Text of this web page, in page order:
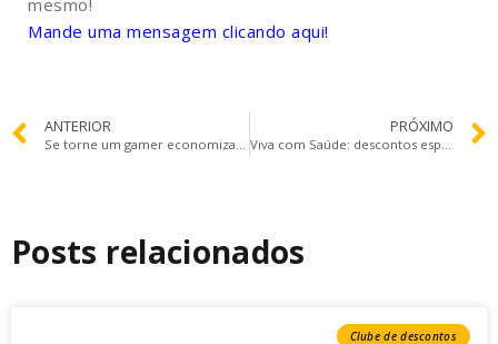
Mande uma mensagem clicando aqui!
ANTERIOR PRÓXIMO
Posts relacionados
Clube de descontos